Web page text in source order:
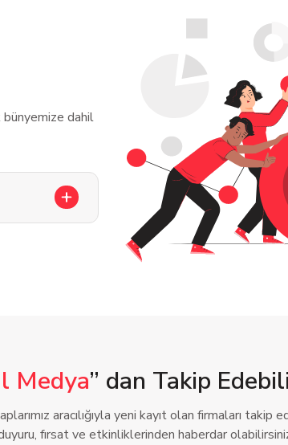
dahil
Medya” dan Takip
aracılığıyla yeni kayıt olan firmaları takip
fırsat ve etkinliklerinden haberdar